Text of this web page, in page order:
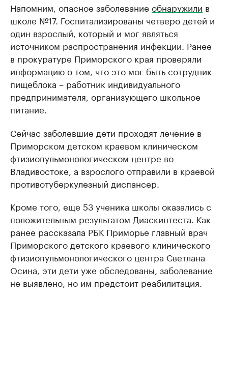
Напомним, опасное заболевание обнаружили в
школе №17. Госпитализированы четверо детей и
один взрослый, который и мог являться
источником распространения инфекции. Ранее
в прокуратуре Приморского края проверяли
информацию о том, что это мог быть сотрудник
пищеблока – работник индивидуального
предпринимателя, организующего школьное
питание.
Сейчас заболевшие дети проходят лечение в
Приморском детском краевом клиническом
фтизиопульмонологическом центре во
Владивостоке, а взрослого отправили в краевой
противотуберкулезный диспансер.
Кроме того, еще 53 ученика школы оказались с
положительным результатом Диаскинтеста. Как
ранее рассказала РБК Приморье главный врач
Приморского детского краевого клинического
фтизиопульмонологического центра Светлана
Осина, эти дети уже обследованы, заболевание
не выявлено, но им предстоит реабилитация.